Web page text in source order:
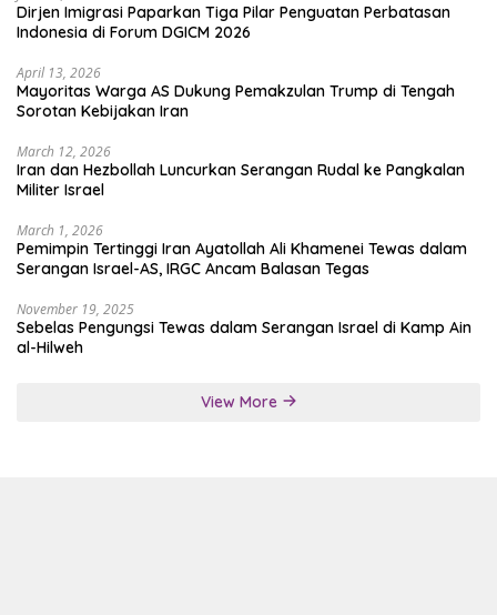
Dirjen Imigrasi Paparkan Tiga Pilar Penguatan Perbatasan
Indonesia di Forum DGICM 2026
April 13, 2026
Mayoritas Warga AS Dukung Pemakzulan Trump di Tengah
Sorotan Kebijakan Iran
March 12, 2026
Iran dan Hezbollah Luncurkan Serangan Rudal ke Pangkalan
Militer Israel
March 1, 2026
Pemimpin Tertinggi Iran Ayatollah Ali Khamenei Tewas dalam
Serangan Israel-AS, IRGC Ancam Balasan Tegas
November 19, 2025
Sebelas Pengungsi Tewas dalam Serangan Israel di Kamp Ain
al-Hilweh
View More